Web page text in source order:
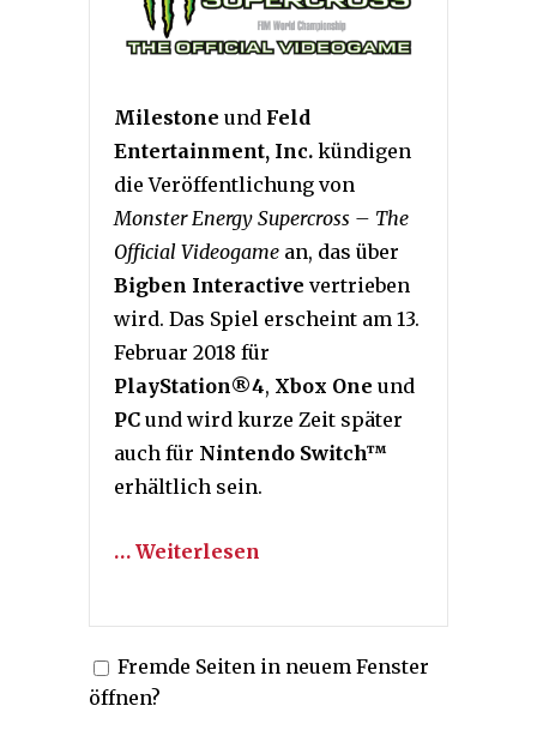
Milestone und Feld
Entertainment, Inc. kündigen
die Veröffentlichung von
Monster Energy Supercross – The
Official Videogame an, das über
Bigben Interactive vertrieben
wird. Das Spiel erscheint am 13.
Februar 2018 für
PlayStation®4, Xbox One und
PC und wird kurze Zeit später
auch für Nintendo Switch™
erhältlich sein.
… Weiterlesen
Fremde Seiten in neuem Fenster
öffnen?